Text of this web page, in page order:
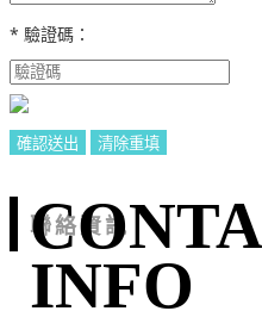
* 驗證碼：
INFO
聯絡資訊